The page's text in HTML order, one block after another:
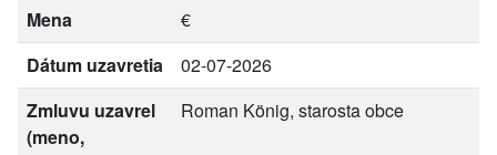
Mena
€
Dátum uzavretia
02-07-2026
Zmluvu uzavrel
(meno,
Roman König, starosta obce